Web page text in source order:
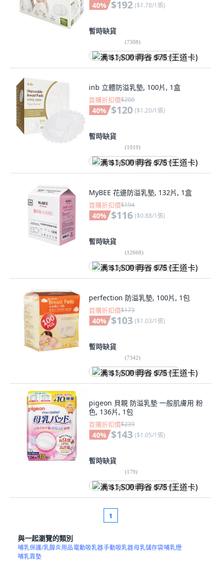
40% $192 ($1.78/1張)
暫時缺貨
(7308)
满 $1,500 再省 $75 (王道卡)
inb 立體防溢乳墊, 100片, 1盒
首購折扣價$200
40% $120 ($1.20/1張)
暫時缺貨
(1019)
满 $1,500 再省 $75 (王道卡)
MyBEE 花邊防溢乳墊, 132片, 1盒
首購折扣價$194
40% $116 ($0.88/1張)
暫時缺貨
(12668)
满 $1,500 再省 $75 (王道卡)
perfection 防溢乳墊, 100片, 1包
首購折扣價$173
40% $103 ($1.03/1張)
暫時缺貨
(7342)
满 $1,500 再省 $75 (王道卡)
pigeon 貝親 防溢乳墊 一般肌膚用 粉
色, 136片, 1包
首購折扣價$239
40% $143 ($1.05/1張)
暫時缺貨
(179)
满 $1,500 再省 $75 (王道卡)
1
與一起瀏覽的類別
哺乳保護/乳腺炎用品電動吸乳器手動吸乳器母乳儲存袋哺乳燈
哺乳靠墊